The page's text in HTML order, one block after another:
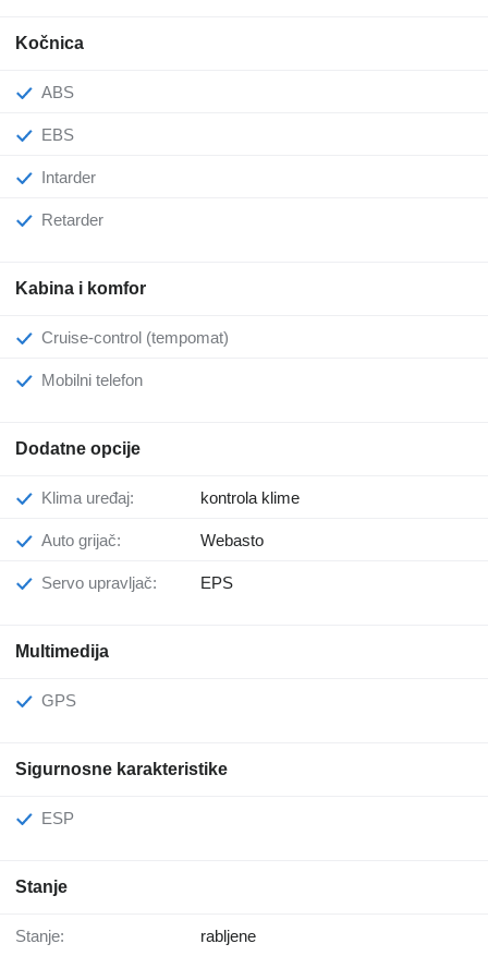
Kočnica
ABS
EBS
Intarder
Retarder
Kabina i komfor
Cruise-control (tempomat)
Mobilni telefon
Dodatne opcije
Klima uređaj: kontrola klime
Auto grijač: Webasto
Servo upravljač: EPS
Multimedija
GPS
Sigurnosne karakteristike
ESP
Stanje
Stanje: rabljene